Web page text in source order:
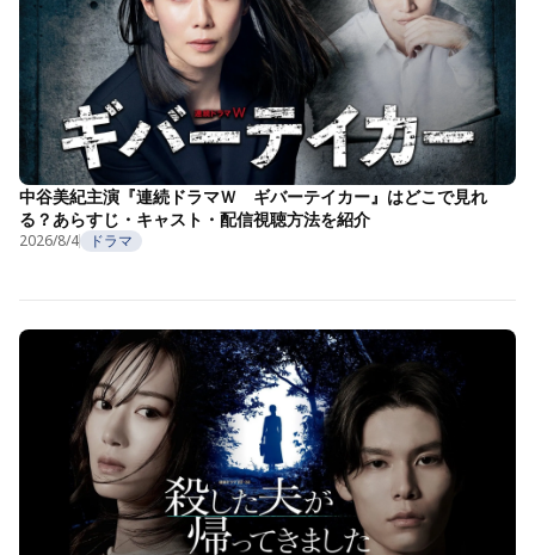
中谷美紀主演『連続ドラマＷ ギバーテイカー』はどこで見れ
る？あらすじ・キャスト・配信視聴方法を紹介
2026/8/4 ドラマ